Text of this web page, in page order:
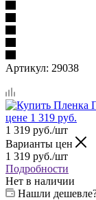
Артикул: 29038
1 319 руб./шт
Варианты цен
1 319 руб./шт
Подробности
Нет в наличии
Нашли